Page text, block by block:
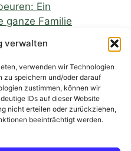
verwalten
verwenden wir Technologien
zu speichern und/oder darauf
zustimmen, können wir
IDs auf dieser Website
nicht erteilen oder zurückziehen,
beeinträchtigt werden.
Ein
ganze Familie
Produkte: Eine